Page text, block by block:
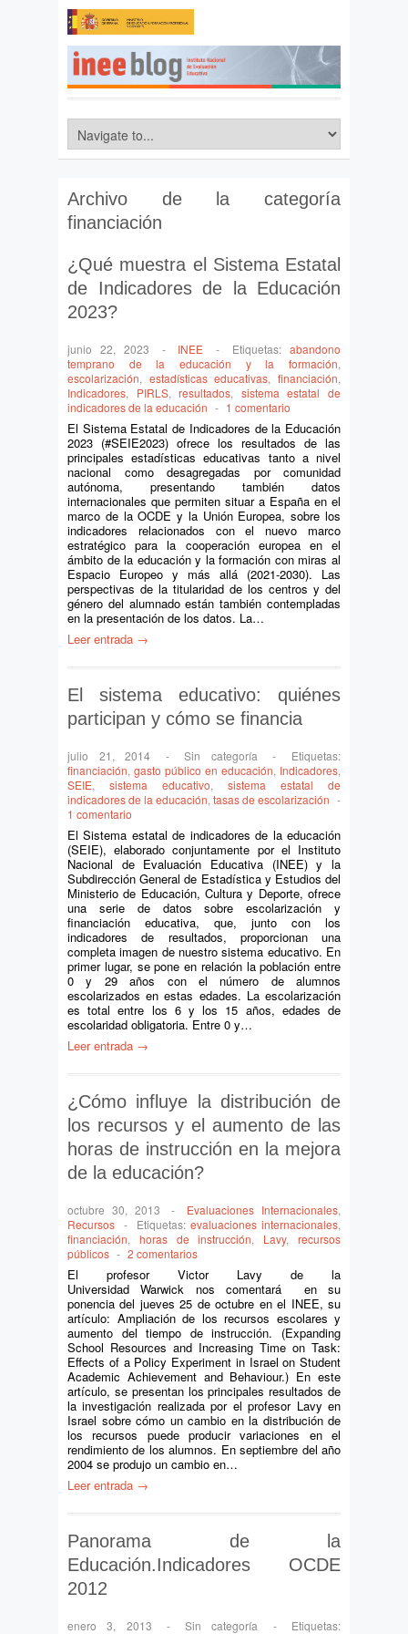
Archivo de la categoría
financiación
¿Qué muestra el Sistema Estatal
de Indicadores de la Educación
2023?
junio 22, 2023 - INEE - Etiquetas:abandono
temprano de la educación y la formación,
escolarización, estadísticas educativas,financiación,
Indicadores, PIRLS,resultados, sistema estatal de
indicadores de la educación - 1 comentario
El Sistema Estatal de Indicadores de la Educación
2023 (#SEIE2023) ofrece los resultados de las
principales estadísticas educativas tanto a nivel
nacional como desagregadas por comunidad
autónoma, presentando también datos
internacionales que permiten situar a España en el
marco de la OCDE y la Unión Europea, sobre los
indicadores relacionados con el nuevo marco
estratégico para la cooperación europea en el
ámbito de la educación y la formación con miras al
Espacio Europeo y más allá (2021-2030). Las
perspectivas de la titularidad de los centros y del
género del alumnado están también contempladas
en la presentación de los datos. La…
Leer entrada →
El sistema educativo: quiénes
participan y cómo se financia
julio 21, 2014 - Sin categoría -
Etiquetas:
financiación, gasto público en educación, Indicadores,
SEIE, sistema educativo, sistema estatal de
indicadores de la educación, tasas de escolarización -
1 comentario
El Sistema estatal de indicadores de la educación
(SEIE), elaborado conjuntamente por el Instituto
Nacional de Evaluación Educativa (INEE) y la
Subdirección General de Estadística y Estudios del
Ministerio de Educación, Cultura y Deporte, ofrece
una serie de datos sobre escolarización y
financiación educativa, que, junto con los
indicadores de resultados, proporcionan una
completa imagen de nuestro sistema educativo. En
primer lugar, se pone en relación la población entre
0 y 29 años con el número de alumnos
escolarizados en estas edades. La escolarización
es total entre los 6 y los 15 años, edades de
escolaridad obligatoria. Entre 0 y…
Leer entrada →
¿Cómo influye la distribución de
los recursos y el aumento de las
horas de instrucción en la mejora
de la educación?
octubre 30, 2013 - Evaluaciones Internacionales,
Recursos - Etiquetas: evaluaciones internacionales,
financiación, horas de instrucción, Lavy,recursos
públicos - 2 comentarios
El profesor Victor Lavy de la
Universidad Warwick nos comentará en su
ponencia del jueves 25 de octubre en el INEE, su
artículo: Ampliación de los recursos escolares y
aumento del tiempo de instrucción. (Expanding
School Resources and Increasing Time on Task:
Effects of a Policy Experiment in Israel on Student
Academic Achievement and Behaviour.) En este
artículo, se presentan los principales resultados de
la investigación realizada por el profesor Lavy en
Israel sobre cómo un cambio en la distribución de
los recursos puede producir variaciones en el
rendimiento de los alumnos. En septiembre del año
2004 se produjo un cambio en…
Leer entrada →
Panorama de la
Educación.Indicadores OCDE
2012
enero 3, 2013 - Sin categoría -
Etiquetas: